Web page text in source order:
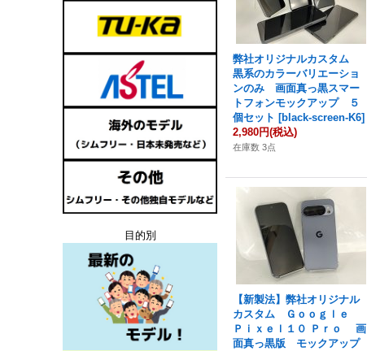
目的別
弊社オリジナルカスタム
黒系のカラーバリエーショ
ンのみ 画面真っ黒スマー
トフォンモックアップ ５
個セット [black-screen-K6]
2,980円(税込)
在庫数 3点
【新製法】弊社オリジナル
カスタム Ｇｏｏｇｌｅ
Ｐｉｘｅｌ１０ Ｐｒｏ 画
面真っ黒版 モックアップ